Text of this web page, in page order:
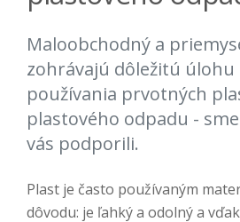
Maloobchodný a
zohrávajú dôležitú
používania prvotných
plastového odpadu -
vás podporili.
Plast je často používaným
dôvodu: je ľahký a odolný a